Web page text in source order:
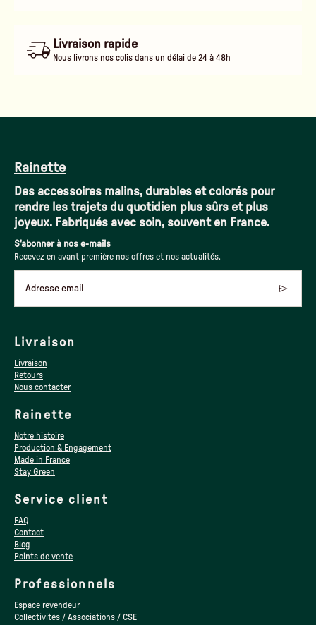
Livraison rapide
Nous livrons nos colis dans un délai de 24 à 48h
Rainette
Des accessoires malins, durables et colorés pour
rendre les trajets du quotidien plus sûrs et plus
joyeux. Fabriqués avec soin, souvent en France.
S'abonner à nos e-mails
Recevez en avant première nos offres et nos actualités.
Adresse email
Livraison
Livraison
Retours
Nous contacter
Rainette
Notre histoire
Production & Engagement
Made in France
Stay Green
Service client
FAQ
Contact
Blog
Points de vente
Professionnels
Espace revendeur
Collectivités / Associations / CSE